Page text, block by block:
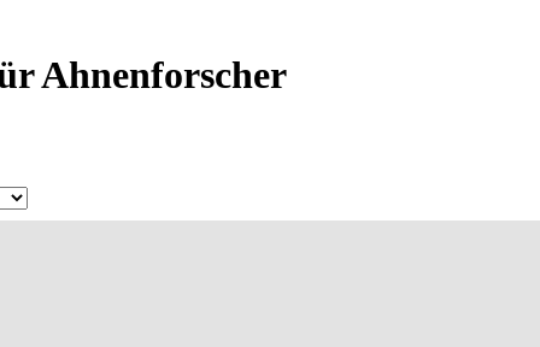
Ahnenforscher